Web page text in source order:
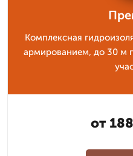
Комплексная
армированием, до 30 м
от